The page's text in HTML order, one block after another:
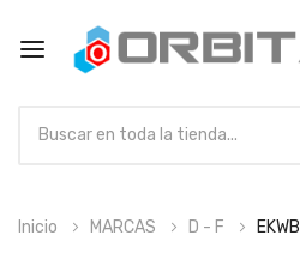
alInicio MARCAS D - F EKWB